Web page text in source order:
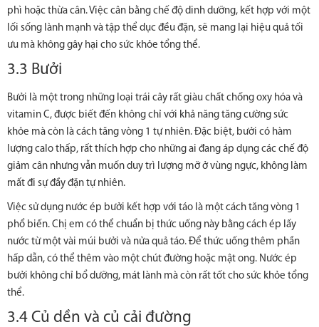
phì hoặc thừa cân. Việc cân bằng chế độ dinh dưỡng, kết hợp với một
lối sống lành mạnh và tập thể dục đều đặn, sẽ mang lại hiệu quả tối
ưu mà không gây hại cho sức khỏe tổng thể.
3.3 Bưởi
Bưởi là một trong những loại trái cây rất giàu chất chống oxy hóa và
vitamin C, được biết đến không chỉ với khả năng tăng cường sức
khỏe mà còn là cách tăng vòng 1 tự nhiên. Đặc biệt, bưởi có hàm
lượng calo thấp, rất thích hợp cho những ai đang áp dụng các chế độ
giảm cân nhưng vẫn muốn duy trì lượng mỡ ở vùng ngực, không làm
mất đi sự đầy đặn tự nhiên.
Việc sử dụng nước ép bưởi kết hợp với táo là một cách tăng vòng 1
phổ biến. Chị em có thể chuẩn bị thức uống này bằng cách ép lấy
nước từ một vài múi bưởi và nửa quả táo. Để thức uống thêm phần
hấp dẫn, có thể thêm vào một chút đường hoặc mật ong. Nước ép
bưởi không chỉ bổ dưỡng, mát lành mà còn rất tốt cho sức khỏe tổng
thể.
3.4 Củ dền và củ cải đường